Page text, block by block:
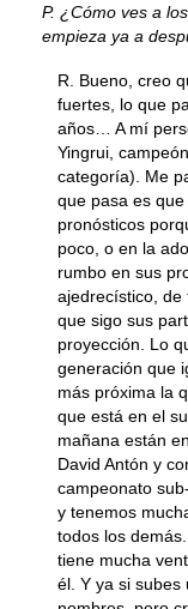
P. ¿Cómo ves a
empieza ya a
R. Bueno, creo
fuertes, lo que
años… A mí
Yingrui,
categoría). Me
que pasa es
pronósticos
poco, o en la
rumbo en sus
ajedrecístico, de
que sigo sus
proyección. Lo
generación que
más próxima la
que está en el
mañana están
David Antón y
campeonato
y tenemos
todos los
tiene mucha
él. Y ya si